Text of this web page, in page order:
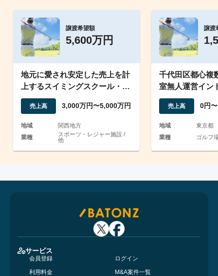
譲渡希望額
5,600万円
地元に愛され安定した売上を計
上するスイミングスクール・プ
ール施設の運営
売上高 3,000万円〜5,000万円
地域
関西地方
業種
スポーツ・レジャー施設 /
他
譲渡
千代田区都心複
室無人運営イン
時間会員制女性
売上高 0円
地域
東京都
業種
ゴルフ
サービス
会員登録
ログイン
利用料金
M&A案件一覧